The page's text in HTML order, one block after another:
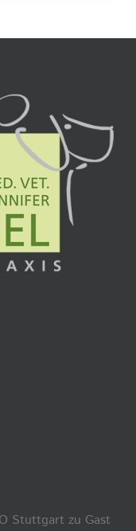
Stuttgart zu Gast